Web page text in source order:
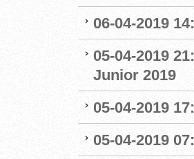
06-04-2019
05-04-2019
Junior 2019
05-04-2019
05-04-2019